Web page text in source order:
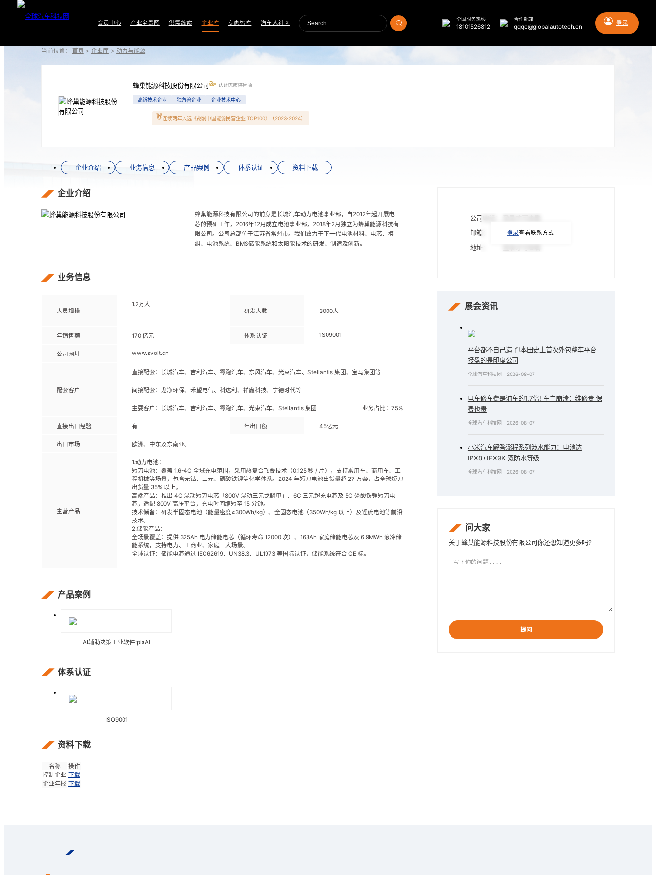
会员中心 产业全景图 供需线索 企业库 专家智库 汽车人社区
全国服务热线
18101526812
合作邮箱
qqqc@globalautotech.cn
登录
当前位置： 首页 > 企业库 > 动力与能源
蜂巢能源科技股份有限公司 认证优质供应商
高新技术企业 独角兽企业 企业技术中心
连续两年入选《胡润中国能源民营企业 TOP100》（2023-2024）
企业介绍 业务信息 产品案例 体系认证 资料下载
企业介绍
蜂巢能源科技有限公司的前身是长城汽车动力电池事业部，自2012年起开展电
芯的预研工作，2016年12月成立电池事业部，2018年2月独立为蜂巢能源科技有
限公司。公司总部位于江苏省常州市。我们致力于下一代电池材料、电芯、模
组、电池系统、BMS储能系统和太阳能技术的研发、制造及创新。
业务信息
人员规模
1.2万人
研发人数
3000人
年销售额 170 亿元 体系认证 1S09001
公司网址 www.svolt.cn
配套客户
直接配套：长城汽车、吉利汽车、零跑汽车、东风汽车、光束汽车、Stellantis 集团、宝马集团等
间接配套：龙净环保、禾望电气、科达利、祥鑫科技、宁德时代等
主要客户：长城汽车、吉利汽车、零跑汽车、光束汽车、Stellantis 集团 业务占比：75%
直接出口经验 有 年出口额 45亿元
出口市场 欧洲、中东及东南亚。
主营产品
1.动力电池：
短刀电池：覆盖 1.6-4C 全域充电范围，采用热复合飞叠技术（0.125 秒 / 片），支持乘用车、商用车、工
程机械等场景，包含无钴、三元、磷酸铁锂等化学体系。2024 年短刀电池出货量超 27 万套，占全球短刀
出货量 35% 以上。
高端产品：推出 4C 混动短刀电芯「800V 混动三元龙鳞甲」、6C 三元超充电芯及 5C 磷酸铁锂短刀电
芯，适配 800V 高压平台，充电时间缩短至 15 分钟。
技术储备：研发半固态电池（能量密度≥300Wh/kg）、全固态电池（350Wh/kg 以上）及锂硫电池等前沿
技术。
2.储能产品：
全场景覆盖：提供 325Ah 电力储能电芯（循环寿命 12000 次）、168Ah 家庭储能电芯及 6.9MWh 液冷储
能系统，支持电力、工商业、家庭三大场景。
全球认证：储能电芯通过 IEC62619、UN38.3、UL1973 等国际认证，储能系统符合 CE 标。
产品案例
AI辅助决策工业软件:piaAl
体系认证
ISO9001
资料下载
名称
操作
控制企业 下载
企业年报 下载
公司电话：
邮箱：
登录才可查看
地址：
登录查看联系方式
展会资讯
平台都不自己造了!本田史上首次外包整车平台
接盘的是印度公司
全球汽车科技网 2026-08-07
电车修车费是油车的1.7倍! 车主崩溃：维修贵 保
费也贵
全球汽车科技网 2026-08-07
小米汽车解答澎程系列涉水能力：电池达
IPX8+IPX9K 双防水等级
全球汽车科技网 2026-08-07
问大家
关于蜂巢能源科技股份有限公司你还想知道更多吗?
提问